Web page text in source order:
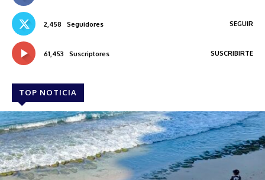
2,458 Seguidores SEGUIR
61,453 Suscriptores SUSCRIBIRTE
TOP NOTICIA